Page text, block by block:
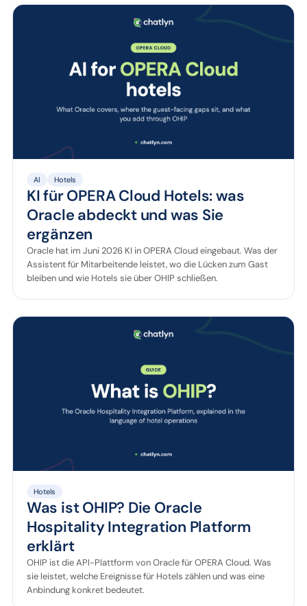
AI Hotels
KI für OPERA Cloud Hotels: was
Oracle abdeckt und was Sie
ergänzen
Oracle hat im Juni 2026 KI in OPERA Cloud eingebaut. Was der
Assistent für Mitarbeitende leistet, wo die Lücken zum Gast
bleiben und wie Hotels sie über OHIP schließen.
Hotels
Was ist OHIP? Die Oracle
Hospitality Integration Platform
erklärt
OHIP ist die API-Plattform von Oracle für OPERA Cloud. Was
sie leistet, welche Ereignisse für Hotels zählen und was eine
Anbindung konkret bedeutet.